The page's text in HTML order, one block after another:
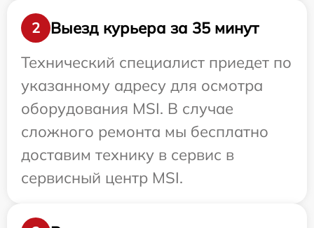
2
Выезд курьера за 35 минут
Технический специалист приедет по
указанному адресу для осмотра
оборудования MSI. В случае
сложного ремонта мы бесплатно
доставим технику в сервис в
сервисный центр MSI.